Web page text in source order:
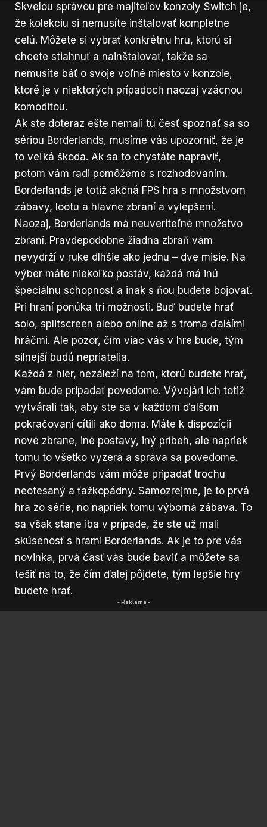
Skvelou správou pre majiteľov konzoly Switch je,
že kolekciu si nemusíte inštalovať kompletne
celú. Môžete si vybrať konkrétnu hru, ktorú si
chcete stiahnuť a nainštalovať, takže sa
nemusíte báť o svoje voľné miesto v konzole,
ktoré je v niektorých prípadoch naozaj vzácnou
komoditou.
Ak ste doteraz ešte nemali tú česť spoznať sa so
sériou Borderlands, musíme vás upozorniť, že je
to veľká škoda. Ak sa to chystáte napraviť,
potom vám radi pomôžeme s rozhodovaním.
Borderlands je totiž akčná FPS hra s množstvom
zábavy, lootu a hlavne zbraní a vylepšení.
Naozaj, Borderlands má neuveriteľné množstvo
zbraní. Pravdepodobne žiadna zbraň vám
nevydrží v ruke dlhšie ako jednu – dve misie. Na
výber máte niekoľko postáv, každá má inú
špeciálnu schopnosť a inak s ňou budete bojovať.
Pri hraní ponúka tri možnosti. Buď budete hrať
solo, splitscreen alebo online až s troma ďalšími
hráčmi. Ale pozor, čím viac vás v hre bude, tým
silnejší budú nepriatelia.
Každá z hier, nezáleží na tom, ktorú budete hrať,
vám bude pripadať povedome. Vývojári ich totiž
vytvárali tak, aby ste sa v každom ďalšom
pokračovaní cítili ako doma. Máte k dispozícii
nové zbrane, iné postavy, iný príbeh, ale napriek
tomu to všetko vyzerá a správa sa povedome.
Prvý Borderlands vám môže pripadať trochu
neotesaný a ťažkopádny. Samozrejme, je to prvá
hra zo série, no napriek tomu výborná zábava. To
sa však stane iba v prípade, že ste už mali
skúsenosť s hrami Borderlands. Ak je to pre vás
novinka, prvá časť vás bude baviť a môžete sa
tešiť na to, že čím ďalej pôjdete, tým lepšie hry
budete hrať.
- Reklama -